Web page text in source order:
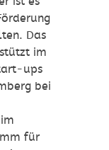
Das
im
ups
bei
für